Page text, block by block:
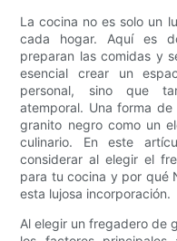
La cocina no es solo un
cada hogar. Aquí es
preparan las comidas y
esencial crear un
personal, sino que
atemporal. Una forma
granito negro como un
culinario. En este
considerar al elegir el
para tu cocina y por qué
esta lujosa incorporación.
Al elegir un fregadero de